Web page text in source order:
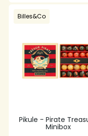
Pikule - Pirate
Minibox
Billes&Co